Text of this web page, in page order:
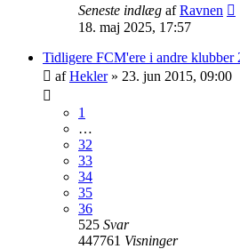
Seneste indlæg afRavnen
18. maj 2025, 17:57
Tidligere FCM'ere i andre klubber
afHekler» 23. jun 2015, 09:00
1
…
32
33
34
35
36
525 Svar
447761 Visninger